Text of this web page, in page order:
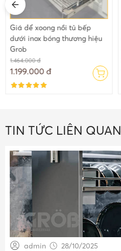
Giá để xoong nồi tủ bếp
dưới inox bóng thương hiệu
Grob
1.464.000 đ
1.199.000 đ
TIN TỨC LIÊN QUAN
admin
28/10/2025